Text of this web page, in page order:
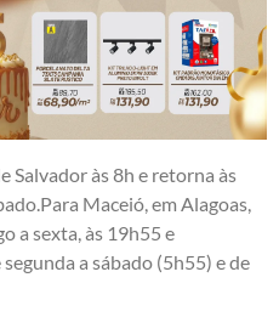
Salvador às 8h e retorna às
Maceió, em Alagoas,
a sexta, às 19h55 e
a sábado (5h55) e de